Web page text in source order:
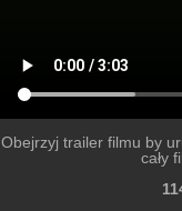
Obejrzyj trailer filmu by
cały